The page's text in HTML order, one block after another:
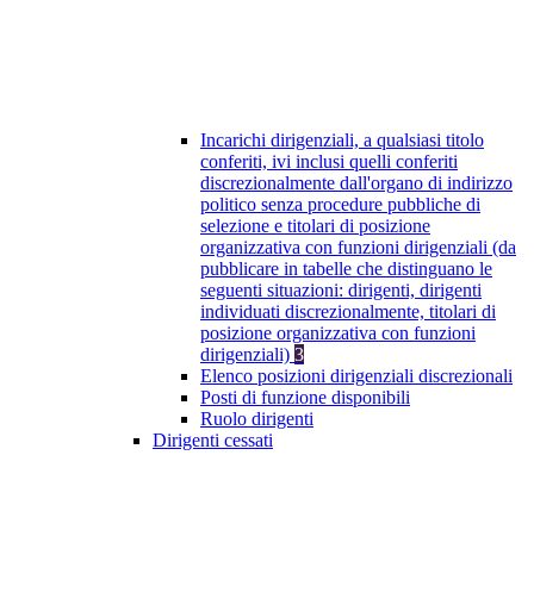
Incarichi dirigenziali, a qualsiasi titolo
conferiti, ivi inclusi quelli conferiti
discrezionalmente dall'organo di indirizzo
politico senza procedure pubbliche di
selezione e titolari di posizione
organizzativa con funzioni dirigenziali (da
pubblicare in tabelle che distinguano le
seguenti situazioni: dirigenti, dirigenti
individuati discrezionalmente, titolari di
posizione organizzativa con funzioni
dirigenziali) 3
Elenco posizioni dirigenziali discrezionali
Posti di funzione disponibili
Ruolo dirigenti
Dirigenti cessati